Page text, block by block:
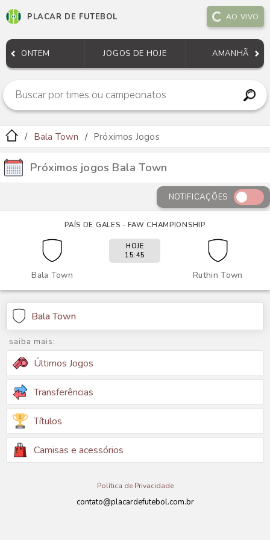
PLACAR DE FUTEBOL AO VIVO
ONTEM JOGOS DE HOJE AMANHÃ
Bala Town Próximos Jogos
Próximos jogos Bala Town
NOTIFICAÇÕES
PAÍS DE GALES - FAW CHAMPIONSHIP
Bala Town Ruthin Town
HOJE
15:45
Bala Town
saiba mais:
Últimos Jogos
Transferências
Títulos
Camisas e acessórios
Política de Privacidade
contato@placardefutebol.com.br